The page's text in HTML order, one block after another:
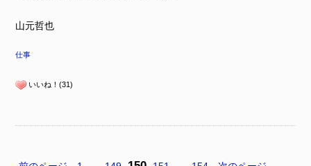
山元哲也
仕事
いいね！(31)